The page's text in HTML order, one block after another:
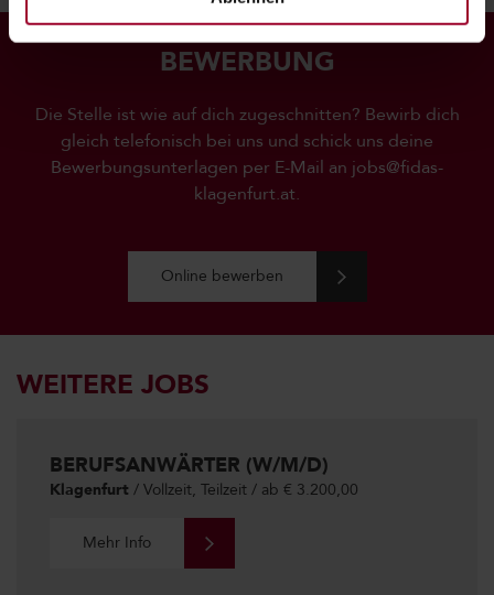
BEWERBUNG
Die Stelle ist wie auf dich zugeschnitten? Bewirb dich
gleich telefonisch bei uns und schick uns deine
Bewerbungsunterlagen per E-Mail an jobs@fidas-
klagenfurt.at.
Online bewerben
WEITERE JOBS
BERUFSANWÄRTER (W/M/D)
Klagenfurt / Vollzeit, Teilzeit / ab € 3.200,00
Mehr Info